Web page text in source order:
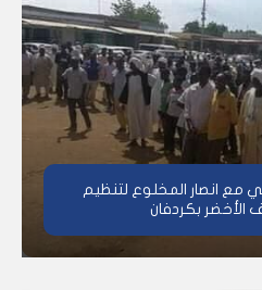
انصار المخلوع لتنظيم
الأخضر بكردفان